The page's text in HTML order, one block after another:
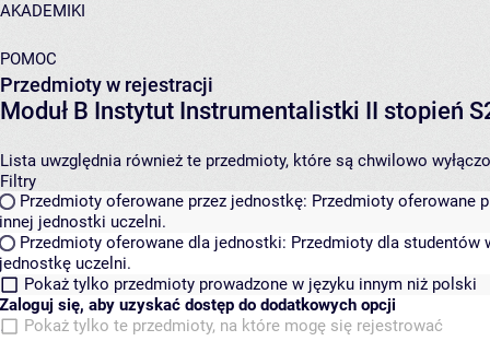
AKADEMIKI
POMOC
Przedmioty w rejestracji
Moduł B Instytut Instrumentalistki II stopień
Lista uwzględnia również te przedmioty, które są chwilowo
Filtry
Przedmioty oferowane przez jednostkę: Przedmioty oferowane
innej jednostki uczelni.
Przedmioty oferowane dla jednostki: Przedmioty dla studentów
jednostkę uczelni.
Pokaż tylko przedmioty prowadzone w języku innym niż polski
Zaloguj się, aby uzyskać dostęp do dodatkowych opcji
Pokaż tylko te przedmioty, na które mogę się rejestrować